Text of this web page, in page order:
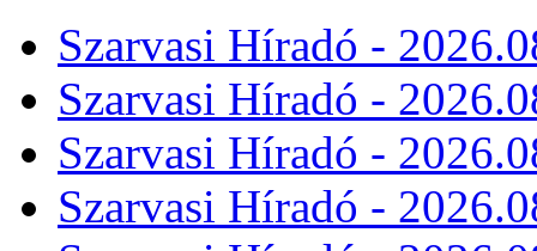
Szarvasi Híradó -
Szarvasi Híradó -
Szarvasi Híradó -
Szarvasi Híradó -